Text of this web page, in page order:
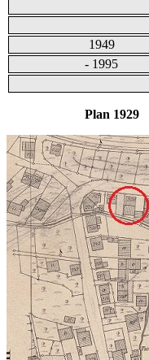
1949
- 1995
Plan